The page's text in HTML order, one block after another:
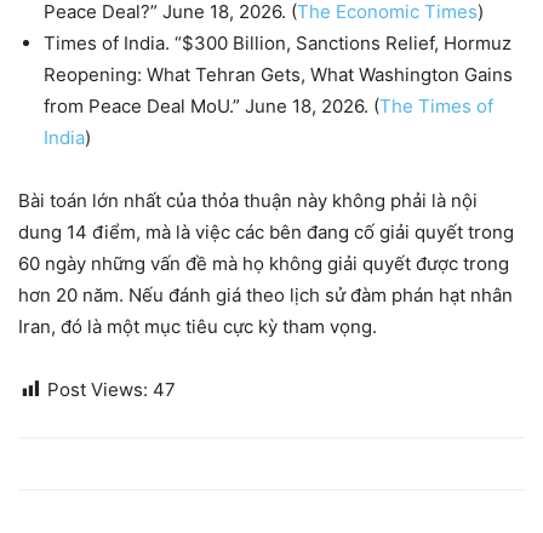
Peace Deal?” June 18, 2026. (The Economic Times)
Times of India. “$300 Billion, Sanctions Relief, Hormuz
Reopening: What Tehran Gets, What Washington Gains
from Peace Deal MoU.” June 18, 2026. (The Times of
India)
Bài toán lớn nhất của thỏa thuận này không phải là nội
dung 14 điểm, mà là việc các bên đang cố giải quyết trong
60 ngày những vấn đề mà họ không giải quyết được trong
hơn 20 năm. Nếu đánh giá theo lịch sử đàm phán hạt nhân
Iran, đó là một mục tiêu cực kỳ tham vọng.
Post Views: 47